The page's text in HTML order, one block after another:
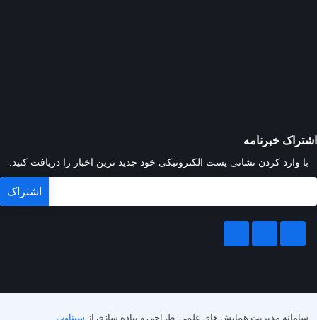
اشتراک خبرنامه
با وارد کردن نشانی پست الکترونیکی خود جدید ترین اخبار را دریافت کنید.
سامانه مدیریت همایش های علمی. طراحی و پیاده سازی از سیناوب